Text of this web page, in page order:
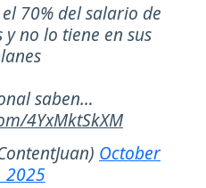
70% del salario de
no lo tiene en sus
saben…
4YxMktSkXM
October
2025